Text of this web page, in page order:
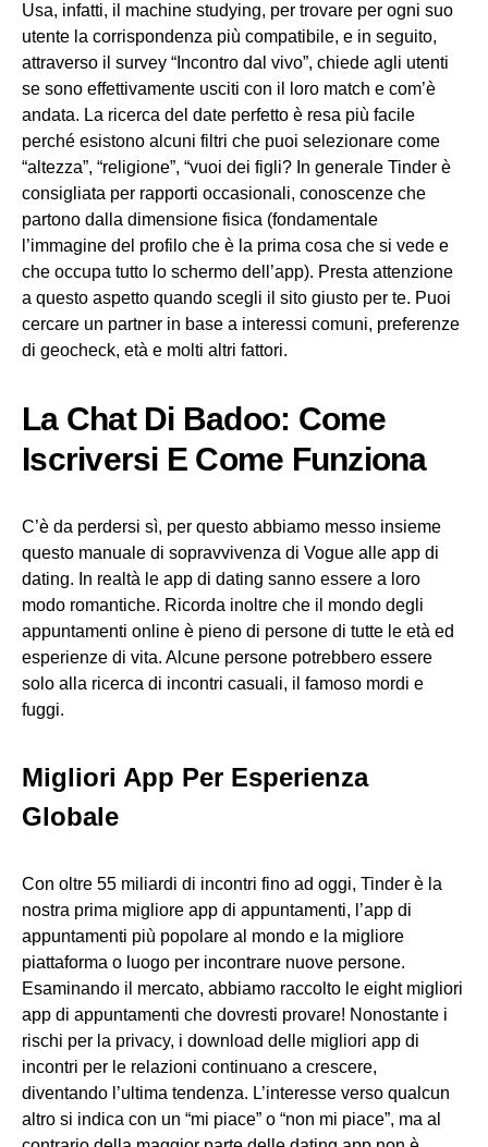
Usa, infatti, il machine studying, per trovare per ogni suo
utente la corrispondenza più compatibile, e in seguito,
attraverso il survey “Incontro dal vivo”, chiede agli utenti
se sono effettivamente usciti con il loro match e com’è
andata. La ricerca del date perfetto è resa più facile
perché esistono alcuni filtri che puoi selezionare come
“altezza”, “religione”, “vuoi dei figli? In generale Tinder è
consigliata per rapporti occasionali, conoscenze che
partono dalla dimensione fisica (fondamentale
l’immagine del profilo che è la prima cosa che si vede e
che occupa tutto lo schermo dell’app). Presta attenzione
a questo aspetto quando scegli il sito giusto per te. Puoi
cercare un partner in base a interessi comuni, preferenze
di geocheck, età e molti altri fattori.
La Chat Di Badoo: Come
Iscriversi E Come Funziona
C’è da perdersi sì, per questo abbiamo messo insieme
questo manuale di sopravvivenza di Vogue alle app di
dating. In realtà le app di dating sanno essere a loro
modo romantiche. Ricorda inoltre che il mondo degli
appuntamenti online è pieno di persone di tutte le età ed
esperienze di vita. Alcune persone potrebbero essere
solo alla ricerca di incontri casuali, il famoso mordi e
fuggi.
Migliori App Per Esperienza
Globale
Con oltre 55 miliardi di incontri fino ad oggi, Tinder è la
nostra prima migliore app di appuntamenti, l’app di
appuntamenti più popolare al mondo e la migliore
piattaforma o luogo per incontrare nuove persone.
Esaminando il mercato, abbiamo raccolto le eight migliori
app di appuntamenti che dovresti provare! Nonostante i
rischi per la privacy, i download delle migliori app di
incontri per le relazioni continuano a crescere,
diventando l’ultima tendenza. L’interesse verso qualcun
altro si indica con un “mi piace” o “non mi piace”, ma al